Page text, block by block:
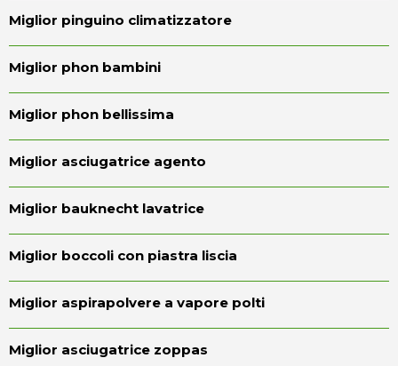
Miglior pinguino climatizzatore
Miglior phon bambini
Miglior phon bellissima
Miglior asciugatrice agento
Miglior bauknecht lavatrice
Miglior boccoli con piastra liscia
Miglior aspirapolvere a vapore polti
Miglior asciugatrice zoppas